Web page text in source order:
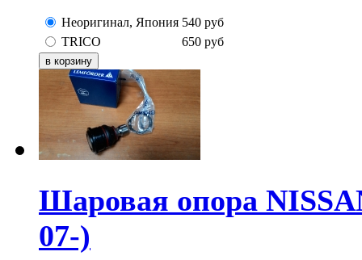
Неоригинал, Япония 540 руб
TRICO
650 руб
Шаровая опора
07-)